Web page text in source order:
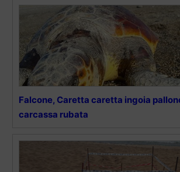
Falcone, Caretta caretta ingoia
carcassa rubata